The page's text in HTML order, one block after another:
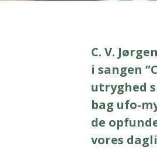
C. V.
i san­gen
utryg­hed
bag ufo-
de
vores